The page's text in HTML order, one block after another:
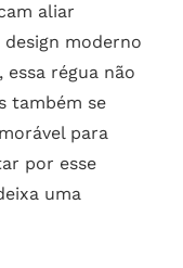
aliar
moderno
régua não
também se
para
por esse
uma